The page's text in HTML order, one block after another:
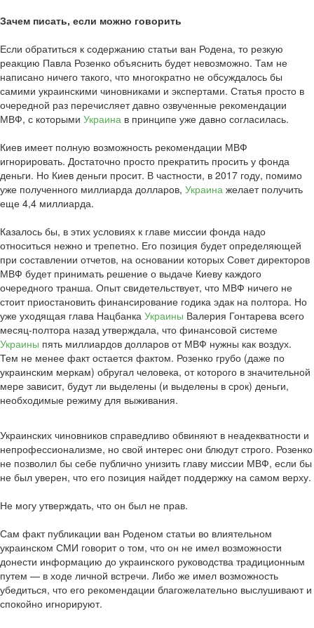
Зачем писать, если можно говорить
Если обратиться к содержанию статьи ван Родена, то резкую
реакцию Павла Розенко объяснить будет невозможно. Там не
написано ничего такого, что многократно не обсуждалось бы
самими украинскими чиновниками и экспертами. Статья просто в
очередной раз перечисляет давно озвученные рекомендации
МВФ, с которыми Украина в принципе уже давно согласилась.
Киев имеет полную возможность рекомендации МВФ
игнорировать. Достаточно просто прекратить просить у фонда
деньги. Но Киев деньги просит. В частности, в 2017 году, помимо
уже полученного миллиарда долларов, Украина желает получить
еще 4,4 миллиарда.
Казалось бы, в этих условиях к главе миссии фонда надо
относиться нежно и трепетно. Его позиция будет определяющей
при составлении отчетов, на основании которых Совет директоров
МВФ будет принимать решение о выдаче Киеву каждого
очередного транша. Опыт свидетельствует, что МВФ ничего не
стоит приостановить финансирование годика эдак на полтора. Но
уже уходящая глава Нацбанка Украины Валерия Гонтарева всего
месяц-полтора назад утверждала, что финансовой системе
Украины пять миллиардов долларов от МВФ нужны как воздух.
Тем не менее факт остается фактом. Розенко грубо (даже по
украинским меркам) обругал человека, от которого в значительной
мере зависит, будут ли выделены (и выделены в срок) деньги,
необходимые режиму для выживания.
Украинских чиновников справедливо обвиняют в неадекватности и
непрофессионализме, но свой интерес они блюдут строго. Розенко
не позволил бы себе публично унизить главу миссии МВФ, если бы
не был уверен, что его позиция найдет поддержку на самом верху.
Не могу утверждать, что он был не прав.
Сам факт публикации ван Роденом статьи во влиятельном
украинском СМИ говорит о том, что он не имел возможности
донести информацию до украинского руководства традиционным
путем — в ходе личной встречи. Либо же имел возможность
убедиться, что его рекомендации благожелательно выслушивают и
спокойно игнорируют.